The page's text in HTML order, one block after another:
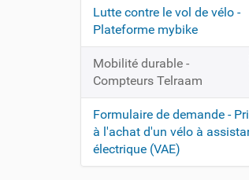
Lutte contre le vol de vélo -
Plateforme mybike
Mobilité durable -
Compteurs Telraam
Formulaire de demande -
à l'achat d'un vélo à
électrique (VAE)